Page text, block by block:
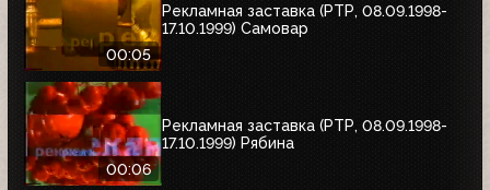
00:05
Рекламная заставка (РТР, 08.09.1998-
17.10.1999) Самовар
00:06
Рекламная заставка (РТР, 08.09.1998-
17.10.1999) Рябина